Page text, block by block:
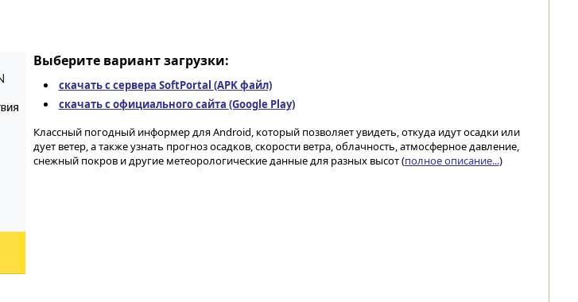
Выберите вариант загрузки:
скачать с сервера SoftPortal (APK файл)
скачать с официального сайта (Google Play)
Классный погодный информер для Android, который позволяет увидеть, откуда идут осадки или
дует ветер, а также узнать прогноз осадков, скорости ветра, облачность, атмосферное давление,
снежный покров и другие метеорологические данные для разных высот (полное описание...)